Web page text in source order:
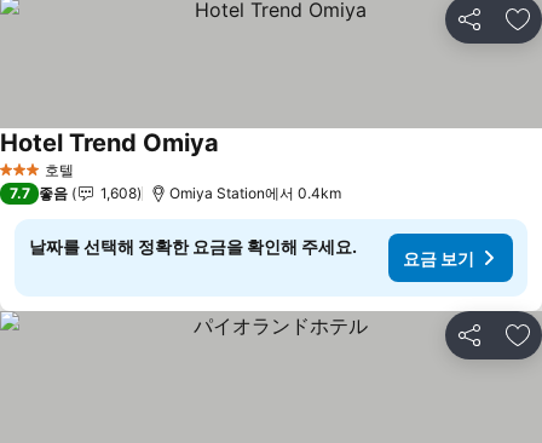
공유 즐
3 성급 호텔
Hotel Trend Omiya
7.7 좋음 1,608 Omiya Station에서 0.4km
날짜를 선택해 정확한 요금을 확인해 주세요.
요금 보기
공유 즐